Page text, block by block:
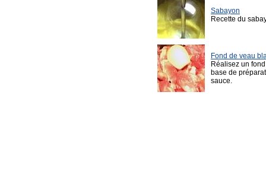
Sabayon
Recette du
Fond de veau
Réalisez un
base de
sauce.